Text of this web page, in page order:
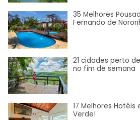
35 Melhores
Fernando de
21 cidades perto
no fim de semana
17 Melhores
Verde!